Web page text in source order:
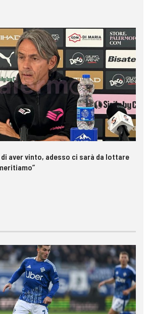
aver vinto, adesso ci sarà da lottare